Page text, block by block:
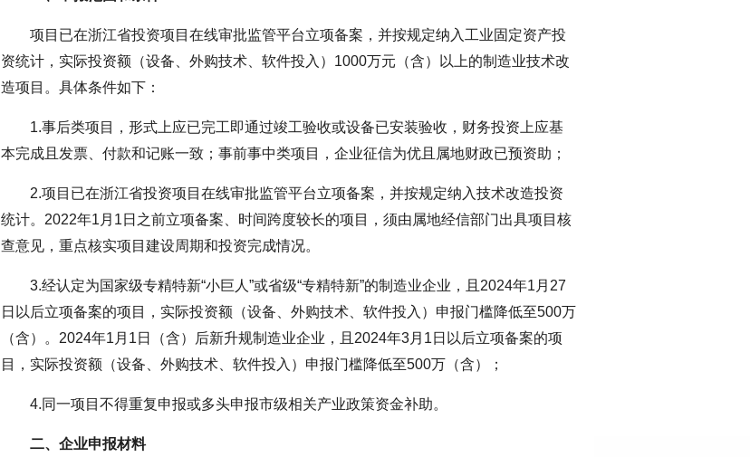
项目已在浙江省投资项目在线审批监管平台立项备案，并按规定纳入工业固定资产投
资统计，实际投资额（设备、外购技术、软件投入）1000万元（含）以上的制造业技术改
造项目。具体条件如下：
1.事后类项目，形式上应已完工即通过竣工验收或设备已安装验收，财务投资上应基
本完成且发票、付款和记账一致；事前事中类项目，企业征信为优且属地财政已预资助；
2.项目已在浙江省投资项目在线审批监管平台立项备案，并按规定纳入技术改造投资
统计。2022年1月1日之前立项备案、时间跨度较长的项目，须由属地经信部门出具项目核
查意见，重点核实项目建设周期和投资完成情况。
3.经认定为国家级专精特新“小巨人”或省级“专精特新”的制造业企业，且2024年1月27
日以后立项备案的项目，实际投资额（设备、外购技术、软件投入）申报门槛降低至500万
（含）。2024年1月1日（含）后新升规制造业企业，且2024年3月1日以后立项备案的项
目，实际投资额（设备、外购技术、软件投入）申报门槛降低至500万（含）；
4.同一项目不得重复申报或多头申报市级相关产业政策资金补助。
二、企业申报材料